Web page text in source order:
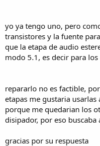
yo ya tengo uno, pero
transistores y la fuente
que la etapa de audio
modo 5.1, es decir para
repararlo no es factible,
etapas me gustaria usarlas
porque me quedarian los
disipador, por eso
gracias por su respuesta